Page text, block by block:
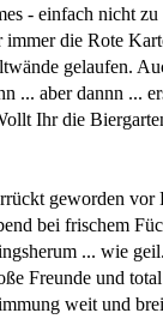
- einfach nicht
immer die Rote
gelaufen.
... aber dannn ...
Ihr die
geworden vor
bei frischem
... wie
Freunde und total
weit und